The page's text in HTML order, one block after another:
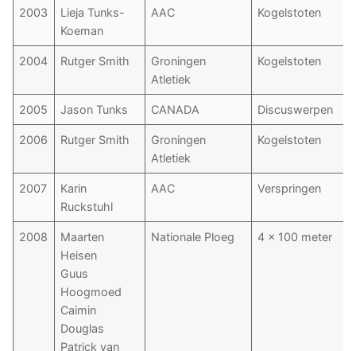
2003
Lieja Tunks-
Koeman
AAC Kogelstoten
2004 Rutger Smith
Groningen
Atletiek
Kogelstoten
2005 Jason Tunks CANADA Discuswerpen
2006 Rutger Smith
Groningen
Atletiek
Kogelstoten
2007
Karin
Ruckstuhl
AAC Verspringen
2008
Maarten
Heisen
Guus
Hoogmoed
Caimin
Douglas
Patrick van
Nationale Ploeg 4 x 100 meter